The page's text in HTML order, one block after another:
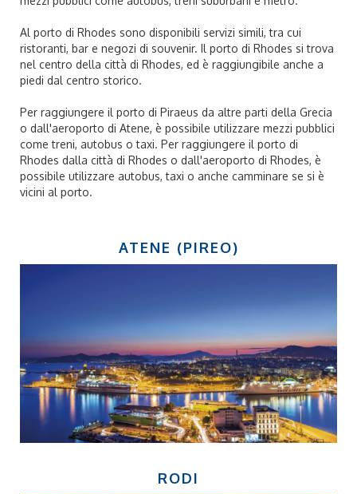
Al porto di Rhodes sono disponibili servizi simili, tra cui
ristoranti, bar e negozi di souvenir. Il porto di Rhodes si trova
nel centro della città di Rhodes, ed è raggiungibile anche a
piedi dal centro storico.
Per raggiungere il porto di Piraeus da altre parti della Grecia
o dall'aeroporto di Atene, è possibile utilizzare mezzi pubblici
come treni, autobus o taxi. Per raggiungere il porto di
Rhodes dalla città di Rhodes o dall'aeroporto di Rhodes, è
possibile utilizzare autobus, taxi o anche camminare se si è
vicini al porto.
ATENE (PIREO)
RODI